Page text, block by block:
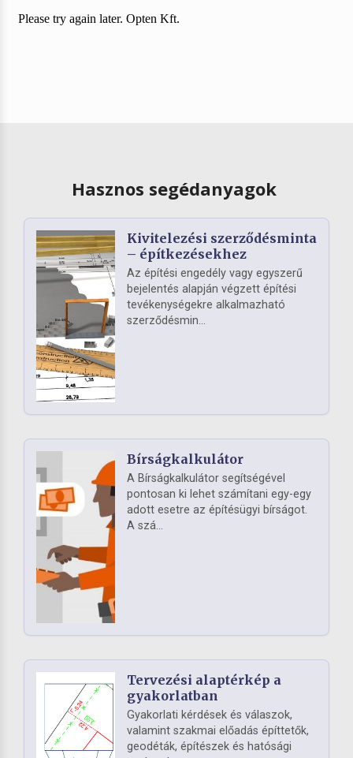
Hasznos segédanyagok
Kivitelezési szerződésminta
– építkezésekhez
Az építési engedély vagy egyszerű
bejelentés alapján végzett építési
tevékenységekre alkalmazható
szerződésmin...
Bírságkalkulátor
A Bírságkalkulátor segítségével
pontosan ki lehet számítani egy-egy
adott esetre az építésügyi bírságot.
A szá...
Tervezési alaptérkép a
gyakorlatban
Gyakorlati kérdések és válaszok,
valamint szakmai előadás építtetők,
geodéták, építészek és hatósági